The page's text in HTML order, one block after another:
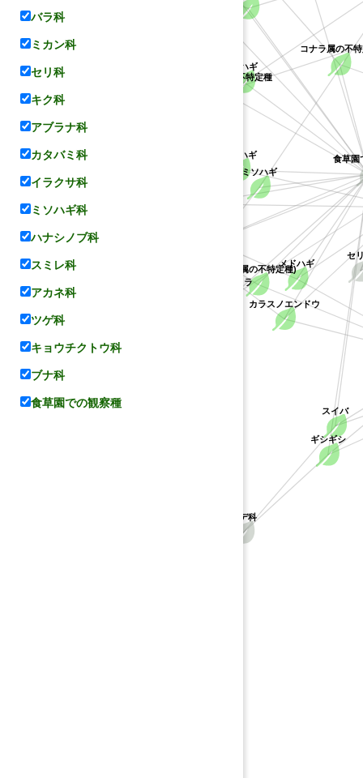
ヤマハギ
メドハギ
ハス科
カラスノエンドウ
タデ科
スイバ
ギシギシ
バラ科
セ
ミソハギ
シバザクラ
(ハギ属の不特定種)
ケハギ
キョウチクトウ科 キジョラン属の不特定種
コナラ属の不
食草園
バラ科
ミカン科
セリ科
キク科
アブラナ科
カタバミ科
イラクサ科
ミソハギ科
ハナシノブ科
スミレ科
アカネ科
ツゲ科
キョウチクトウ科
ブナ科
食草園での観察種